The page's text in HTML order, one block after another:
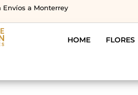
Envíos a Monterrey
HOME FLORES